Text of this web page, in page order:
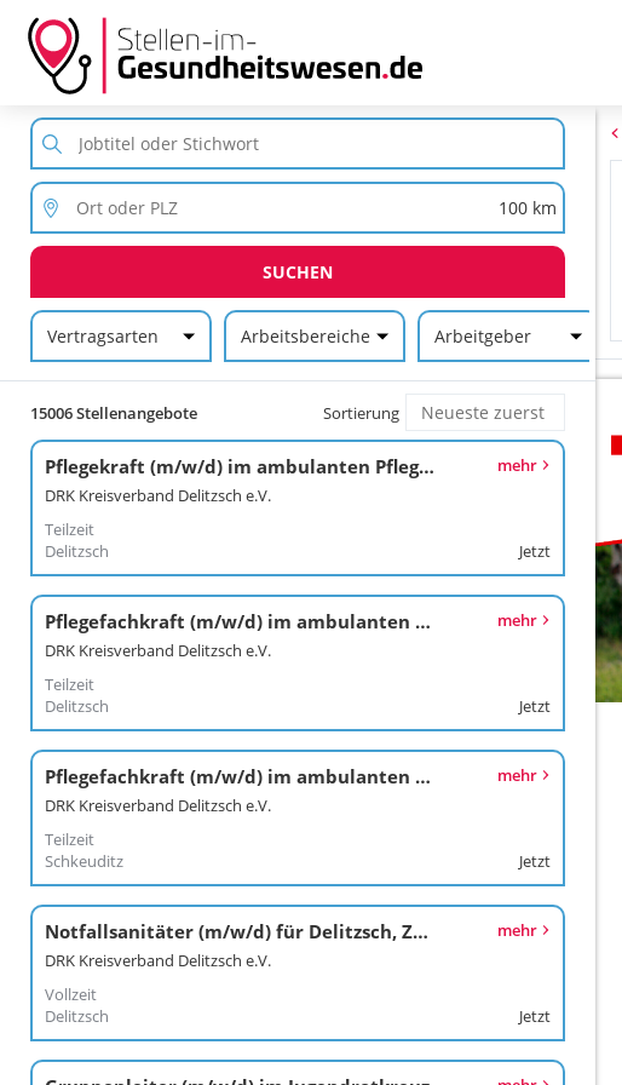
SUCHEN
Vertragsarten Arbeitsbereiche Arbeitgeber
15006 Stellenangebote Sortierung
Pflegekraft (m/w/d) im ambulanten Pflegedienst Glesien
DRK Kreisverband Delitzsch e.V.
Teilzeit
Delitzsch
mehr
Jetzt
Pflegefachkraft (m/w/d) im ambulanten Pflegedienst Glesien
DRK Kreisverband Delitzsch e.V.
Teilzeit
Delitzsch
mehr
Jetzt
Pflegefachkraft (m/w/d) im ambulanten Pflegedienst Glesien
DRK Kreisverband Delitzsch e.V.
Teilzeit
Schkeuditz
mehr
Jetzt
Notfallsanitäter (m/w/d) für Delitzsch, Zwochau und Bad Düben
DRK Kreisverband Delitzsch e.V.
Vollzeit
Delitzsch
mehr
Jetzt